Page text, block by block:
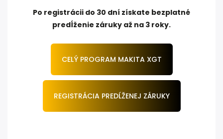
Po registrácii do 30 dní získate bezplatné
predĺženie záruky až na 3 roky.
CELÝ PROGRAM MAKITA XGT
REGISTRÁCIA PREDĹŽENEJ ZÁRUKY